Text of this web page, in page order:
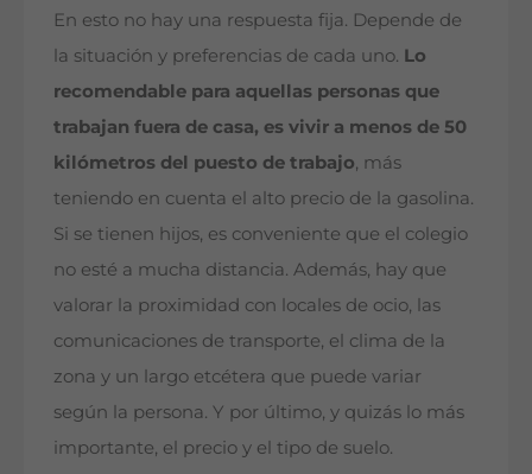
En esto no hay una respuesta fija. Depende de
la situación y preferencias de cada uno. Lo
recomendable para aquellas personas que
trabajan fuera de casa, es vivir a menos de 50
kilómetros del puesto de trabajo , más
teniendo en cuenta el alto precio de la gasolina.
Si se tienen hijos, es conveniente que el colegio
no esté a mucha distancia. Además, hay que
valorar la proximidad con locales de ocio, las
comunicaciones de transporte, el clima de la
zona y un largo etcétera que puede variar
según la persona. Y por último, y quizás lo más
importante, el precio y el tipo de suelo.